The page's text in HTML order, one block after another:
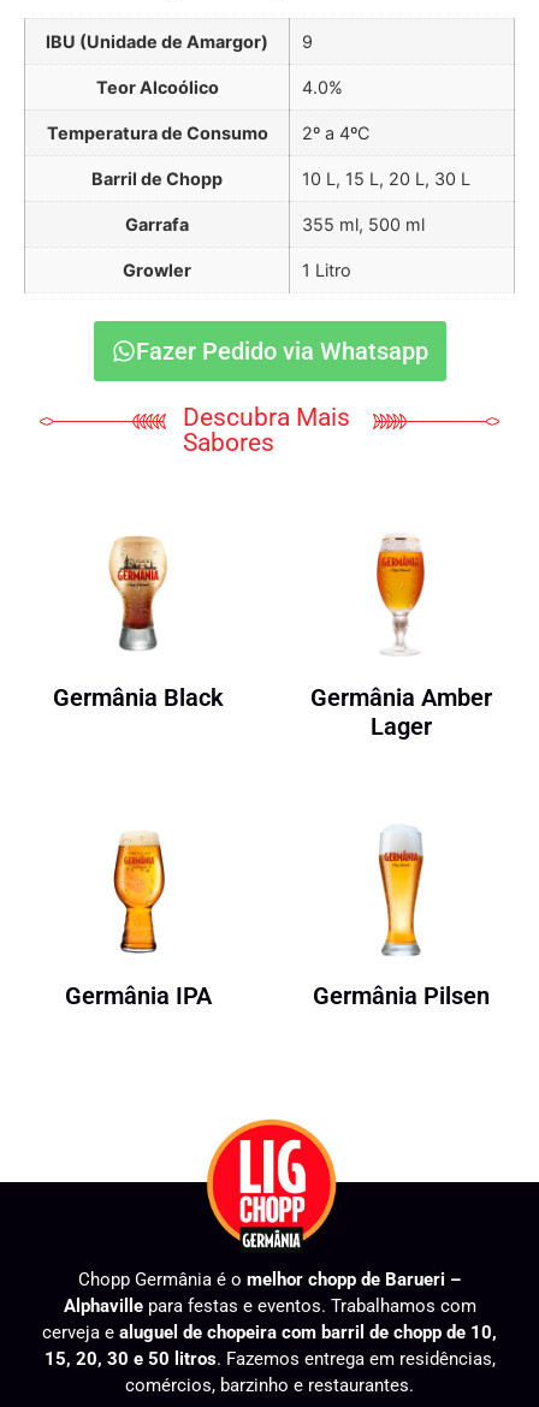
IBU (Unidade de Amargor) 9
Teor Alcoólico 4.0%
Temperatura de Consumo 2º a 4ºC
Barril de Chopp 10 L, 15 L, 20 L, 30 L
Garrafa 355 ml, 500 ml
Growler 1 Litro
Fazer Pedido via Whatsapp
Descubra Mais
Sabores
Germânia Black
Germânia Amber
Lager
Germânia IPA Germânia Pilsen
Chopp Germânia é o melhor chopp de Barueri –
Alphavillepara festas e eventos. Trabalhamos com
cerveja e aluguel de chopeira com barril de chopp de 10,
15, 20, 30 e 50 litros. Fazemos entrega em residências,
comércios, barzinho e restaurantes.